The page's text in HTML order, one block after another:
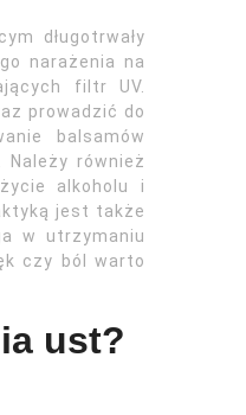
długotrwały
narażenia na
filtr UV.
prowadzić do
balsamów
również
alkoholu i
jest także
w utrzymaniu
czy ból warto
ust?